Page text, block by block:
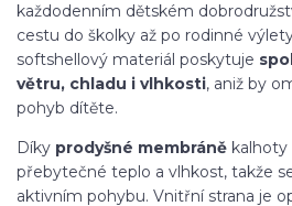
každodenním dětském
cestu do školky až po rodinné
softshellový materiál poskytuje
větru, chladu i vlhkosti, aniž by
pohyb dítěte.
Díky prodyšné membráně
přebytečné teplo a vlhkost, takže
aktivním pohybu. Vnitřní strana je